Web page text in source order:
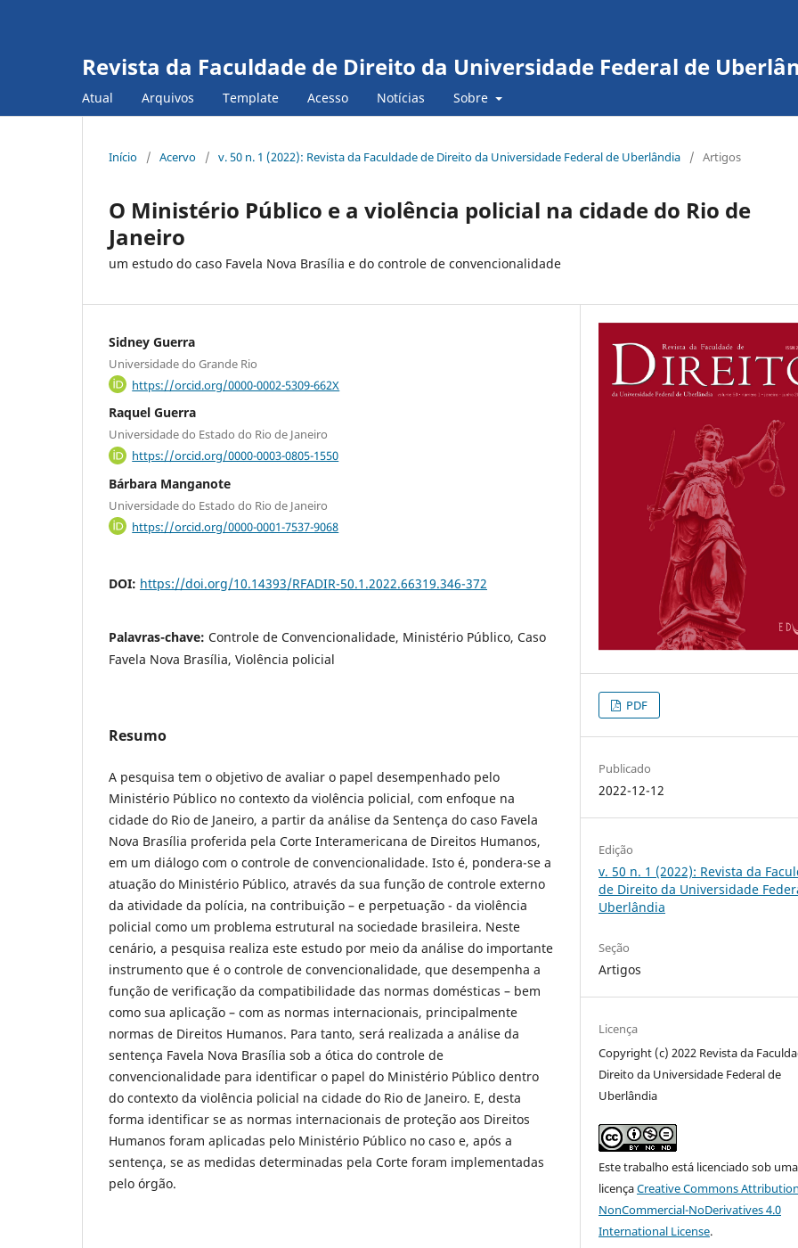
Revista da Faculdade de Direito da Universidade Federal de
Atual Arquivos Template Acesso Notícias Sobre
Início / Acervo / v. 50 n. 1 (2022): Revista da Faculdade de Direito da Universidade Federal de Uberlândia / Artigos
O Ministério Público e a violência policial na cidade do Rio de
Janeiro
um estudo do caso Favela Nova Brasília e do controle de convencionalidade
Sidney Guerra
Universidade do Grande Rio
https://orcid.org/0000-0002-5309-662X
Raquel Guerra
Universidade do Estado do Rio de Janeiro
https://orcid.org/0000-0003-0805-1550
Bárbara Manganote
Universidade do Estado do Rio de Janeiro
https://orcid.org/0000-0001-7537-9068
DOI: https://doi.org/10.14393/RFADIR-50.1.2022.66319.346-372
Palavras-chave: Controle de Convencionalidade, Ministério Público, Caso
Favela Nova Brasília, Violência policial
Resumo
A pesquisa tem o objetivo de avaliar o papel desempenhado pelo
Ministério Público no contexto da violência policial, com enfoque na
cidade do Rio de Janeiro, a partir da análise da Sentença do caso Favela
Nova Brasília proferida pela Corte Interamericana de Direitos Humanos,
em um diálogo com o controle de convencionalidade. Isto é, pondera-se a
atuação do Ministério Público, através da sua função de controle externo
da atividade da polícia, na contribuição – e perpetuação - da violência
policial como um problema estrutural na sociedade brasileira. Neste
cenário, a pesquisa realiza este estudo por meio da análise do importante
instrumento que é o controle de convencionalidade, que desempenha a
função de verificação da compatibilidade das normas domésticas – bem
como sua aplicação – com as normas internacionais, principalmente
normas de Direitos Humanos. Para tanto, será realizada a análise da
sentença Favela Nova Brasília sob a ótica do controle de
convencionalidade para identificar o papel do Ministério Público dentro
do contexto da violência policial na cidade do Rio de Janeiro. E, desta
forma identificar se as normas internacionais de proteção aos Direitos
Humanos foram aplicadas pelo Ministério Público no caso e, após a
sentença, se as medidas determinadas pela Corte foram implementadas
pelo órgão.
PDF
Publicado
2022-12-12
Edição
v. 50 n. 1 (2022): Revista da
de Direito da Universidade
Uberlândia
Seção
Artigos
Licença
Copyright (c) 2022 Revista da
Direito da Universidade Federal de
Uberlândia
Este trabalho está licenciado sob uma
licençaCreative Commons
NonCommercial-NoDerivatives 4.0
International License.